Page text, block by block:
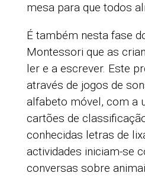
mesa para que todos
É também nesta fase
Montessori que as
ler e a escrever. Este
através de jogos de
alfabeto móvel, com a
cartões de
conhecidas letras de
actividades iniciam-se
conversas sobre